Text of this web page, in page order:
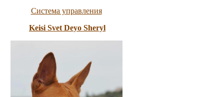
Система управления
Keisi Svet Deyo Sheryl